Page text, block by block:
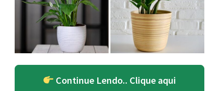
Continue Lendo.. Clique aqui